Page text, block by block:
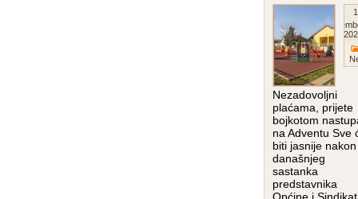
Nezadovoljni
plaćama, prijete
bojkotom
na Adventu Sve
biti jasnije nakon
današnjeg
sastanka
predstavnika